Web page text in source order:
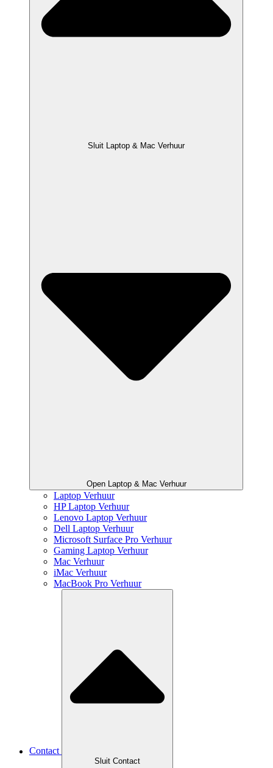
Sluit Laptop & Mac Verhuur
Open Laptop & Mac Verhuur
Laptop Verhuur
HP Laptop Verhuur
Lenovo Laptop Verhuur
Dell Laptop Verhuur
Microsoft Surface Pro Verhuur
Gaming Laptop Verhuur
Mac Verhuur
iMac Verhuur
MacBook Pro Verhuur
Contact
Sluit Contact